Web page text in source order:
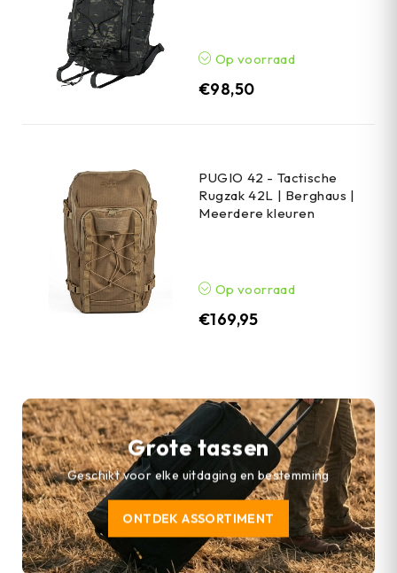
Op voorraad
€98,50
PUGIO 42 - Tactische
Rugzak 42L | Berghaus |
Meerdere kleuren
Op voorraad
€169,95
Grote tassen
Geschikt voor elke uitdaging en bestemming
ONTDEK ASSORTIMENT